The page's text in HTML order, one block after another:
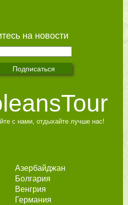
на новости
с нами, отдыхайте лучше нас!
Азербайджан
Болгария
Венгрия
Германия